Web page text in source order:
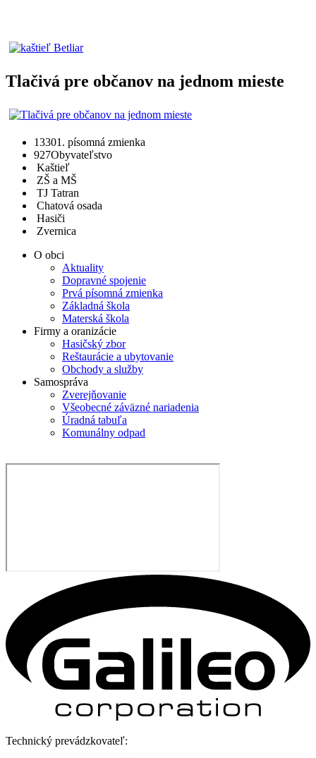
Tlačivá pre občanov na jednom mieste
13301. písomná zmienka
927Obyvateľstvo
Kaštieľ
ZŠ a MŠ
TJ Tatran
Chatová osada
Hasiči
Zvernica
O obci
Aktuality
Dopravné spojenie
Prvá písomná zmienka
Základná škola
Materská škola
Firmy a oranizácie
Hasičský zbor
Reštaurácie a ubytovanie
Obchody a služby
Samospráva
Zverejňovanie
Všeobecné záväzné nariadenia
Úradná tabuľa
Komunálny odpad
Technický prevádzkovateľ: